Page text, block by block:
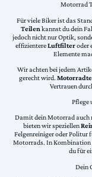
Motorrad
Für viele Biker ist das
Teilen kannst du dein
jedoch nicht nur Optik,
effizientereLuftfilteroder
Elemente
Wir achten bei jedem
gerecht wird.
Vertrauen
Pflege
Damit dein Motorrad auch
bieten wir speziellen
Felgenreiniger oder Politur
Motorrads. In
du für
Dein